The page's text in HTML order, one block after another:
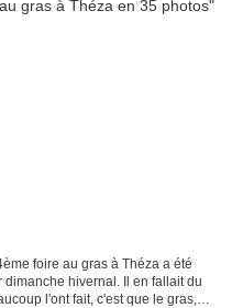
foire au gras à Théza a été
hivernal. Il en fallait du
l'ont fait, c'est que le gras,